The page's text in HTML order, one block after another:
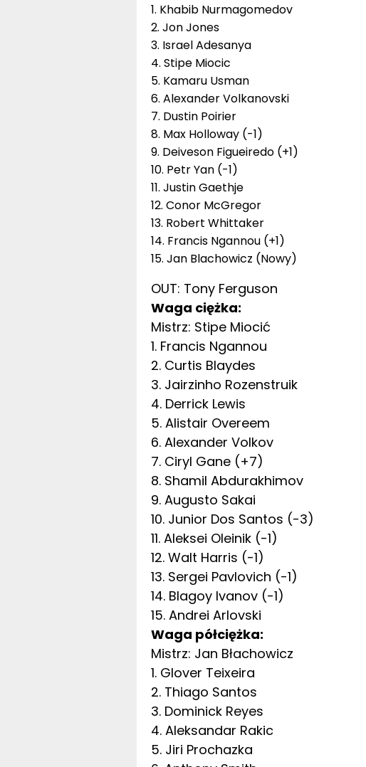
1. Khabib Nurmagomedov
2. Jon Jones
3. Israel Adesanya
4. Stipe Miocic
5. Kamaru Usman
6. Alexander Volkanovski
7. Dustin Poirier
8. Max Holloway (-1)
9. Deiveson Figueiredo (+1)
10. Petr Yan (-1)
11. Justin Gaethje
12. Conor McGregor
13. Robert Whittaker
14. Francis Ngannou (+1)
15. Jan Blachowicz (Nowy)
OUT: Tony Ferguson
Waga ciężka:
Mistrz: Stipe Miocić
1. Francis Ngannou
2. Curtis Blaydes
3. Jairzinho Rozenstruik
4. Derrick Lewis
5. Alistair Overeem
6. Alexander Volkov
7. Ciryl Gane (+7)
8. Shamil Abdurakhimov
9. Augusto Sakai
10. Junior Dos Santos (-3)
11. Aleksei Oleinik (-1)
12. Walt Harris (-1)
13. Sergei Pavlovich (-1)
14. Blagoy Ivanov (-1)
15. Andrei Arlovski
Waga półciężka:
Mistrz: Jan Błachowicz
1. Glover Teixeira
2. Thiago Santos
3. Dominick Reyes
4. Aleksandar Rakic
5. Jiri Prochazka